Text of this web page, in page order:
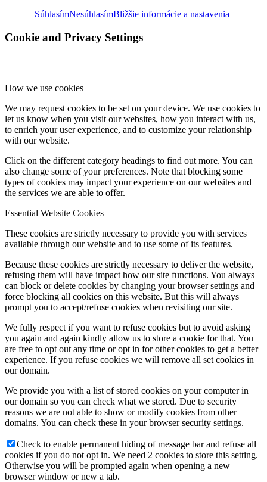
SúhlasímNesúhlasímBližšie informácie a nastavenia
Cookie and Privacy Settings
How we use cookies
We may request cookies to be set on your device. We use cookies to
let us know when you visit our websites, how you interact with us,
to enrich your user experience, and to customize your relationship
with our website.
Click on the different category headings to find out more. You can
also change some of your preferences. Note that blocking some
types of cookies may impact your experience on our websites and
the services we are able to offer.
Essential Website Cookies
These cookies are strictly necessary to provide you with services
available through our website and to use some of its features.
Because these cookies are strictly necessary to deliver the website,
refusing them will have impact how our site functions. You always
can block or delete cookies by changing your browser settings and
force blocking all cookies on this website. But this will always
prompt you to accept/refuse cookies when revisiting our site.
We fully respect if you want to refuse cookies but to avoid asking
you again and again kindly allow us to store a cookie for that. You
are free to opt out any time or opt in for other cookies to get a better
experience. If you refuse cookies we will remove all set cookies in
our domain.
We provide you with a list of stored cookies on your computer in
our domain so you can check what we stored. Due to security
reasons we are not able to show or modify cookies from other
domains. You can check these in your browser security settings.
Check to enable permanent hiding of message bar and refuse all
cookies if you do not opt in. We need 2 cookies to store this setting.
Otherwise you will be prompted again when opening a new
browser window or new a tab.